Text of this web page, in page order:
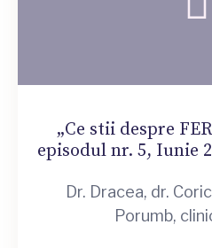
„Ce stii despre
episodul nr. 5, Iunie
Dr. Dracea, dr.
Porumb,